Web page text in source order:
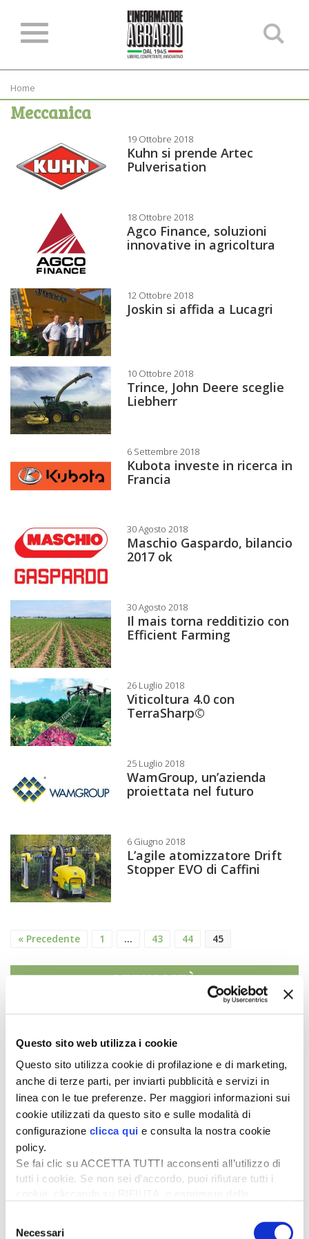
Questo sito web utilizza i cookie
Questo sito utilizza cookie di profilazione e di marketing,
anche di terze parti, per inviarti pubblicità e servizi in
linea con le tue preferenze. Per maggiori informazioni sui
cookie utilizzati da questo sito e sulle modalità di
configurazione clicca qui e consulta la nostra cookie
policy.
Se fai clic su ACCETTA TUTTI acconsenti all’utilizzo di
tutti i cookie. Se non sei d’accordo, puoi rifiutare tutti i
desideri accettare e cliccando ACCETTA SELEZIONATI.
delNecessari
Home
Meccanica
19 Ottobre 2018
Kuhn si prende Artec
Pulverisation
18 Ottobre 2018
Agco Finance, soluzioni
innovative in agricoltura
12 Ottobre 2018
Joskin si affida a Lucagri
10 Ottobre 2018
Trince, John Deere sceglie
Liebherr
6 Settembre 2018
Kubota investe in ricerca in
Francia
30 Agosto 2018
Maschio Gaspardo, bilancio
2017 ok
30 Agosto 2018
Il mais torna redditizio con
Efficient Farming
26 Luglio 2018
Viticoltura 4.0 con
TerraSharp©
25 Luglio 2018
WamGroup, un’azienda
proiettata nel futuro
6 Giugno 2018
L’agile atomizzatore Drift
Stopper EVO di Caffini
« Precedente 1 … 43 44 45
ATTUALITÀ
Credito di imposta la 20% per il gasolio
6 Agosto 2026
Arriva una boccata d’ossigeno fondamentale per il
comparto primario italiano,...
Il “ColtivaItalia” passa e va all’esame del
Senato
6 Agosto 2026
“Oggi 6 agosto, la Camera ha approvato il
Coltivaitalia, il provvedimen...
Nel 2025, in Italia, l’agricoltura 4.0 è tornata al